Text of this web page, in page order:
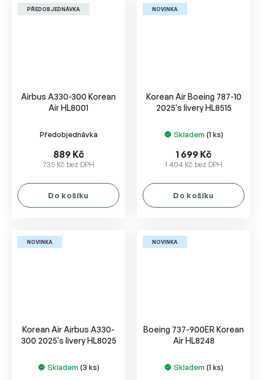
PŘEDOBJEDNÁVKA
Airbus A330-300 Korean
Air HL8001
Předobjednávka
735 Kč bez DPH
889 Kč
Do košíku
NOVINKA
Korean Air Boeing 787-10
2025's livery HL8515
Skladem (1 ks)
1 404 Kč bez DPH
1 699 Kč
Do košíku
NOVINKA
Korean Air Airbus A330-
300 2025's livery HL8025
Skladem (3 ks)
NOVINKA
Boeing 737-900ER Korean
Air HL8248
Skladem (1 ks)